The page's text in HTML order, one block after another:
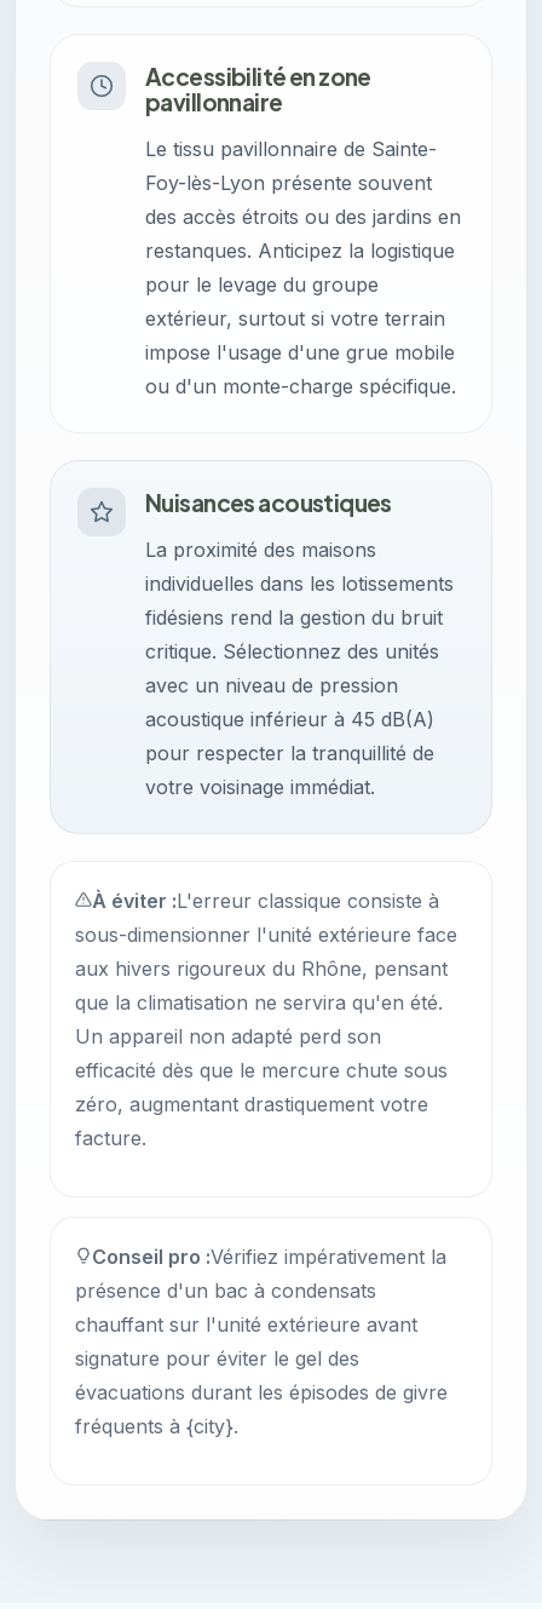
Accessibilité en zone
pavillonnaire
Le tissu pavillonnaire de Sainte-
Foy-lès-Lyon présente souvent
des accès étroits ou des jardins en
restanques. Anticipez la logistique
pour le levage du groupe
extérieur, surtout si votre terrain
impose l'usage d'une grue mobile
ou d'un monte-charge spécifique.
Nuisances acoustiques
La proximité des maisons
individuelles dans les lotissements
fidésiens rend la gestion du bruit
critique. Sélectionnez des unités
avec un niveau de pression
acoustique inférieur à 45 dB(A)
pour respecter la tranquillité de
votre voisinage immédiat.
À éviter :L'erreur classique consiste à
sous-dimensionner l'unité extérieure face
aux hivers rigoureux du Rhône, pensant
que la climatisation ne servira qu'en été.
Un appareil non adapté perd son
efficacité dès que le mercure chute sous
zéro, augmentant drastiquement votre
facture.
Conseil pro :Vérifiez impérativement la
présence d'un bac à condensats
chauffant sur l'unité extérieure avant
signature pour éviter le gel des
évacuations durant les épisodes de givre
fréquents à {city}.